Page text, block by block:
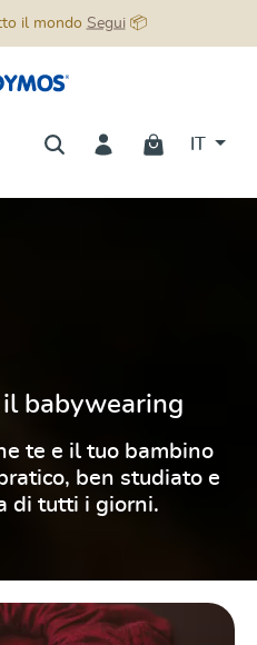
il mondo Segui📦
babywearing
te e il tuo bambino
ben studiato e
di tutti i giorni.